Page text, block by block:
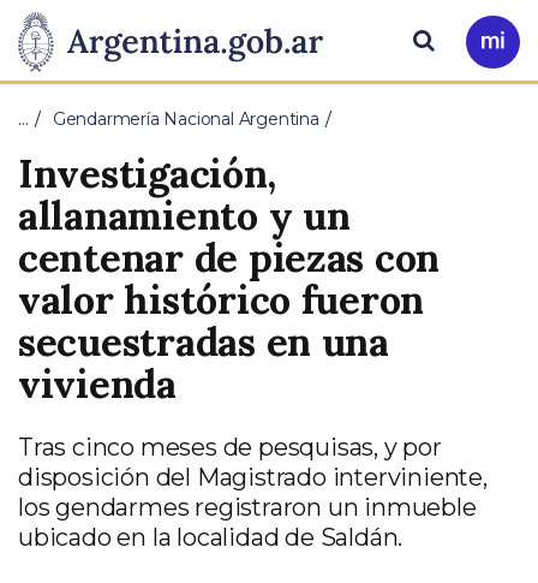
Presidencia
de
la
Nación
Pasar al contenido principal
Ir
a
Buscar
… Gendarmería Nacional Argentina
Investigación,
allanamiento y un
centenar de piezas con
valor histórico fueron
secuestradas en una
vivienda
Tras cinco meses de pesquisas, y por
disposición del Magistrado interviniente,
los gendarmes registraron un inmueble
ubicado en la localidad de Saldán.